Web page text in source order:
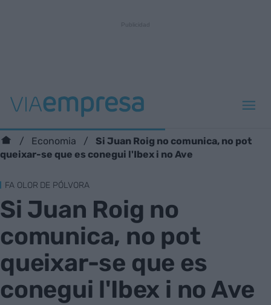
Economia
Si Juan Roig no comunica, no pot
queixar-se que es conegui l'Ibex i no Ave
FA OLOR DE PÓLVORA
Si Juan Roig no
comunica, no pot
queixar-se que es
conegui l'Ibex i no Ave